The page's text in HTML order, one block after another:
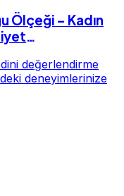
Ölçeği – Kadın
değerlendirme
deneyimlerinize